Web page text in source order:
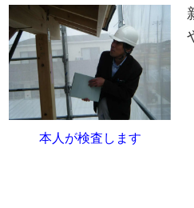
本人が検査します